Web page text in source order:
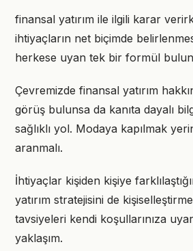
finansal yatırım ile ilgili karar
ihtiyaçların net biçimde
herkese uyan tek bir formül
Çevremizde finansal yatırım
görüş bulunsa da kanıta dayalı
sağlıklı yol. Modaya kapılmak
aranmalı.
İhtiyaçlar kişiden kişiye
yatırım stratejisini de
tavsiyeleri kendi koşullarınıza
yaklaşım.